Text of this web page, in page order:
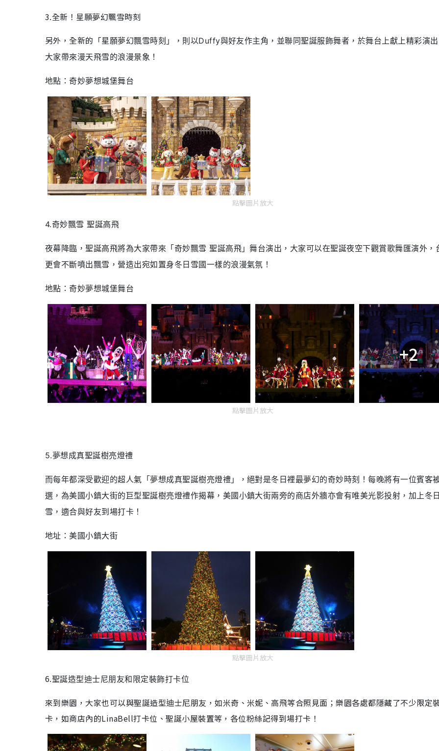
3.全新！星願夢幻飄雪時刻
另外，全新的「星願夢幻飄雪時刻 」，則以Duffy與好友作主角，並聯同聖誕服飾舞者，於舞台上獻上精彩演
大家帶來漫天飛雪的浪漫景象！
地點：奇妙夢想城堡舞台
點擊圖片放大
4.奇妙飄雪 聖誕高飛
夜幕降臨，聖誕高飛將為大家帶來「奇妙飄雪 聖誕高飛」舞台演出，大家可以在聖誕夜空下觀賞歌舞匯演外，
更會不斷噴出飄雪，營造出宛如置身冬日雪國一樣的浪漫氣氛！
地點：奇妙夢想城堡舞台
+2
點擊圖片放大
5.夢想成真聖誕樹亮燈禮
而每年都深受歡迎的超人氣 「夢想成真聖誕樹亮燈禮」，絕對是冬日裡最夢幻的奇妙時刻！每晚將有一位賓客
選，為美國小鎮大街的巨型聖誕樹亮燈禮作揭幕，美國小鎮大街兩旁的商店外牆亦會有唯美光影投射，加上冬
雪，適合與好友到場打卡！
地址：美國小鎮大街
點擊圖片放大
6.聖誕造型迪士尼朋友和限定裝飾打卡位
來到樂園，大家也可以與聖誕造型迪士尼朋友，如米奇、米妮、高飛等合照見面；樂園各處都隱藏了不少限定
卡，如商店內的LinaBell打卡位、聖誕小屋裝置等，各位粉絲記得到場打卡！